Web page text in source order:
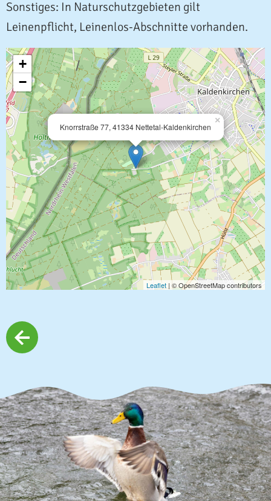
Sonstiges: In Naturschutzgebieten gilt
Leinenpflicht, Leinenlos-Abschnitte vorhanden.
Knorrstraße 77, 41334 Nettetal-Kaldenkirchen
×
+
−
Leaflet | © OpenStreetMap contributors